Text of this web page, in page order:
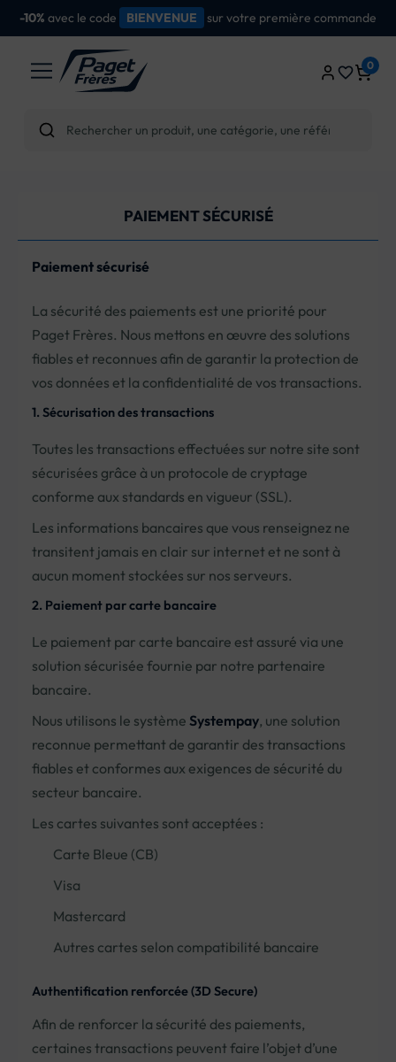
-10% avec le code BIENVENUE sur votre première commande
0
favorite_border
PAIEMENT SÉCURISÉ
Paiement sécurisé
La sécurité des paiements est une priorité pour
Paget Frères. Nous mettons en œuvre des solutions
fiables et reconnues afin de garantir la protection de
vos données et la confidentialité de vos transactions.
1. Sécurisation des transactions
Toutes les transactions effectuées sur notre site sont
sécurisées grâce à un protocole de cryptage
conforme aux standards en vigueur (SSL).
Les informations bancaires que vous renseignez ne
transitent jamais en clair sur internet et ne sont à
aucun moment stockées sur nos serveurs.
2. Paiement par carte bancaire
Le paiement par carte bancaire est assuré via une
solution sécurisée fournie par notre partenaire
bancaire.
Nous utilisons le système Systempay, une solution
reconnue permettant de garantir des transactions
fiables et conformes aux exigences de sécurité du
secteur bancaire.
Les cartes suivantes sont acceptées :
Carte Bleue (CB)
Visa
Mastercard
Autres cartes selon compatibilité bancaire
Authentification renforcée (3D Secure)
Afin de renforcer la sécurité des paiements,
certaines transactions peuvent faire l’objet d’une